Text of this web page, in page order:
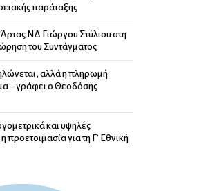
παράταξης
ΝΔ Γιώργου Στύλιου στη
του Συντάγματος
αλλά η πληρωμή
– γράφει ο Θεοδόσης
και υψηλές
προετοιμασία για τη Γ’ Εθνική